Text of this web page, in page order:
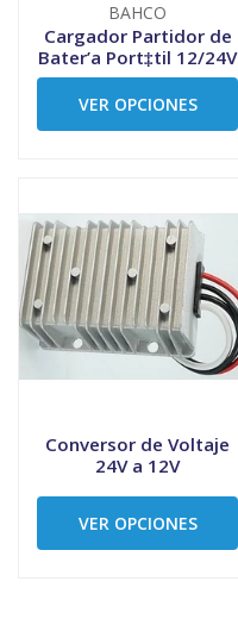
BAHCO
Cargador Partidor de
Bater’a Port‡til 12/24V
VER OPCIONES
Conversor de Voltaje
24V a 12V
VER OPCIONES